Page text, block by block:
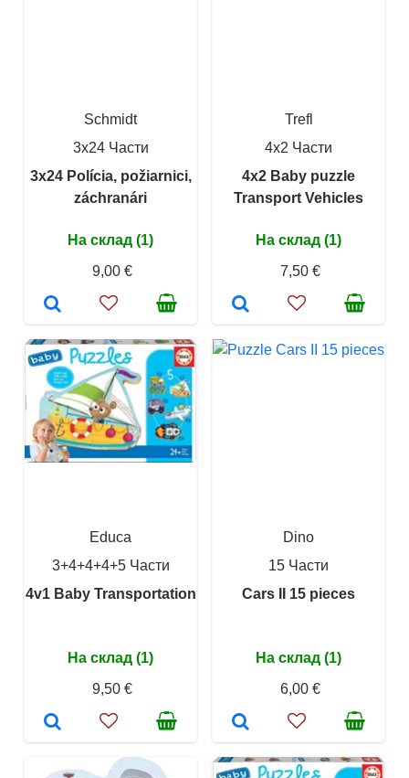
Schmidt
3x24 Части
3x24 Polícia, požiarnici,
záchranári
На склад (1)
9,00 €
Trefl
4x2 Части
4x2 Baby puzzle
Transport Vehicles
На склад (1)
7,50 €
Educa
3+4+4+4+5 Части
4v1 Baby Transportation
На склад (1)
9,50 €
Dino
15 Части
Cars II 15 pieces
На склад (1)
6,00 €